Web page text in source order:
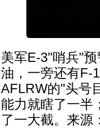
美军E-3"哨兵"
油，一旁还有F-
AFLRW的"头号
能力就瞎了一半
了一大截。来源